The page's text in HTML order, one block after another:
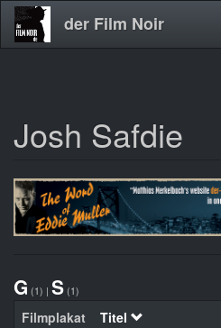
Direkt
zum
der Film Noir
Josh Safdie
G (1) | S (1)
Filmplakat Titel